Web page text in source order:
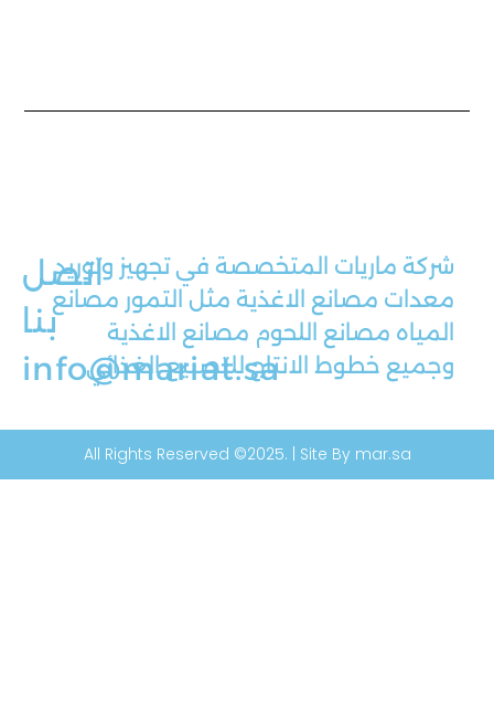
اتصل
بنا
info@mariat.sa
شركة ماريات المتخصصة في تجهيز وتوريد
معدات مصانع الاغذية مثل التمور مصانع
المياه مصانع اللحوم مصانع الاغذية
وجميع خطوط الانتاج للتصنيع الغذائي
All Rights Reserved ©2025. | Site By mar.sa